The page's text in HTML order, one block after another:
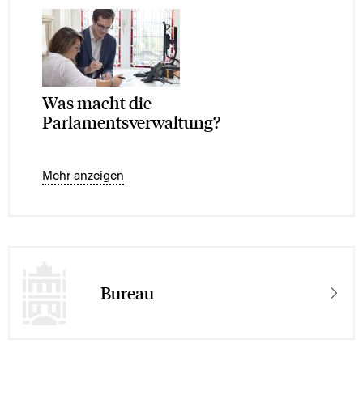
Was macht die
Parlamentsverwaltung?
Mehr anzeigen
Bureau